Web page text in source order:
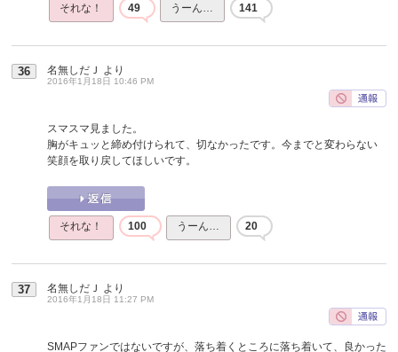
それな！ 49 うーん… 141
36 名無しだＪ より
2016年1月18日 10:46 PM
スマスマ見ました。
胸がキュッと締め付けられて、切なかったです。今までと変わらない
笑顔を取り戻してほしいです。
それな！ 100 うーん… 20
37 名無しだＪ より
2016年1月18日 11:27 PM
SMAPファンではないですが、落ち着くところに落ち着いて、良かった